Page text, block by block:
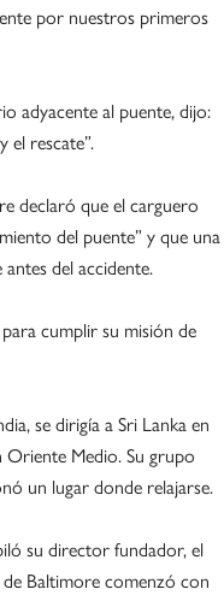
por nuestros primeros
adyacente al puente, dijo:
el rescate”.
declaró que el carguero
del puente” y que una
del accidente.
cumplir su misión de
se dirigía a Sri Lanka en
Oriente Medio. Su grupo
un lugar donde relajarse.
su director fundador, el
Baltimore comenzó con